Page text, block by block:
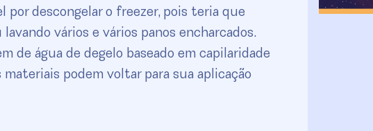
por descongelar o freezer, pois teria que
vários e vários panos encharcados.
de água de degelo baseado em capilaridade
podem voltar para sua aplicação